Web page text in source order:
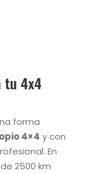
tu 4x4
forma
4×4 y con
En
2500 km